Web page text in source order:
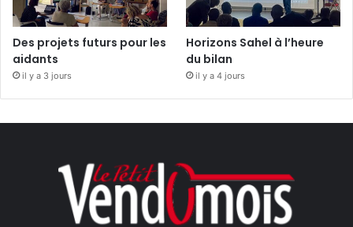
Des projets futurs pour les
aidants
il y a 3 jours
Horizons Sahel à l’heure
du bilan
il y a 4 jours